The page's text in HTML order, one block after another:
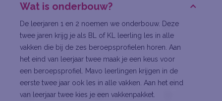
Wat is onderbouw?
De leerjaren 1 en 2 noemen we onderbouw. Deze
twee jaren krijg je als BL of KL leerling les in alle
vakken die bij de zes beroepsprofielen horen. Aan
het eind van leerjaar twee maak je een keus voor
een beroepsprofiel. Mavo leerlingen krijgen in de
eerste twee jaar ook les in alle vakken. Aan het eind
van leerjaar twee kies je een vakkenpakket.